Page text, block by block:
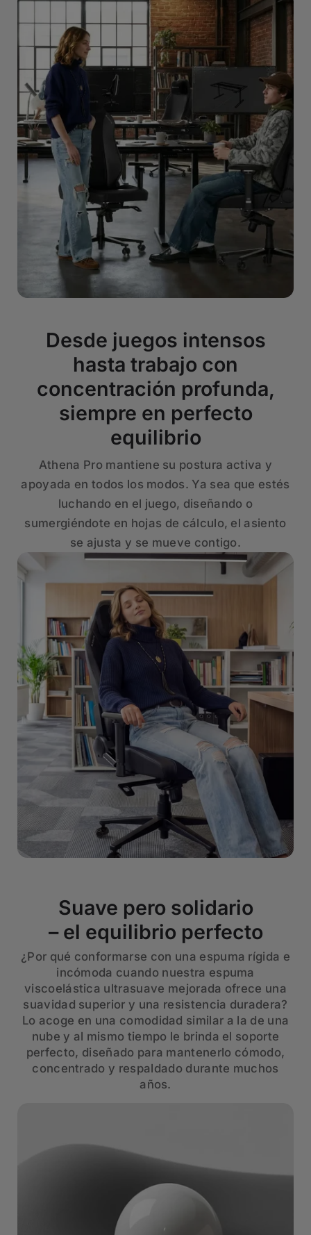
Desde juegos intensos
hasta trabajo con
concentración profunda,
siempre en perfecto
equilibrio
Athena Pro mantiene su postura activa y
apoyada en todos los modos. Ya sea que estés
luchando en el juego, diseñando o
sumergiéndote en hojas de cálculo, el asiento
se ajusta y se mueve contigo.
Suave pero solidario
– el equilibrio perfecto
¿Por qué conformarse con una espuma rígida e
incómoda cuando nuestra espuma
viscoelástica ultrasuave mejorada ofrece una
suavidad superior y una resistencia duradera?
Lo acoge en una comodidad similar a la de una
nube y al mismo tiempo le brinda el soporte
perfecto, diseñado para mantenerlo cómodo,
concentrado y respaldado durante muchos
años.